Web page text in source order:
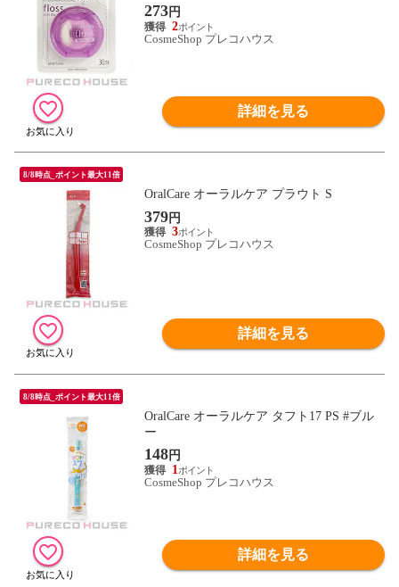
273円
2
CosmeShop プレコハウス
詳細を見る
8/8時点_ポイント最大11倍
OralCare オーラルケア プラウト S
379円
3
CosmeShop プレコハウス
詳細を見る
8/8時点_ポイント最大11倍
OralCare オーラルケア タフト17 PS #ブル
ー
148円
1
CosmeShop プレコハウス
詳細を見る